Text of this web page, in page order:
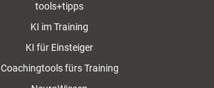
tools+tipps
KI im Training
KI für Einsteiger
Coachingtools fürs Training